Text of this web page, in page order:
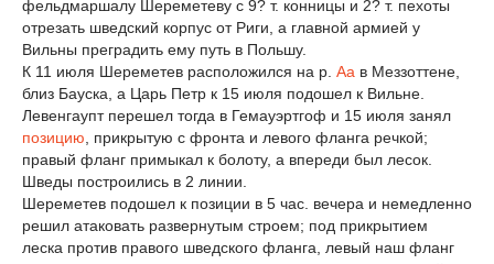
фельдмаршалу Шереметеву с 9? т. конницы и 2? т. пехоты
отрезать шведский корпус от Риги, а главной армией у
Вильны преградить ему путь в Польшу.
К 11 июля Шереметев расположился на р. Аа в Меззоттене,
близ Бауска, а Царь Петр к 15 июля подошел к Вильне.
Левенгаупт перешел тогда в Гемауэртгоф и 15 июля занял
позицию , прикрытую с фронта и левого фланга речкой;
правый фланг примыкал к болоту, а впереди был лесок.
Шведы построились в 2 линии.
Шереметев подошел к позиции в 5 час. вечера и немедленно
решил атаковать развернутым строем; под прикрытием
леска против правого шведского фланга, левый наш фланг